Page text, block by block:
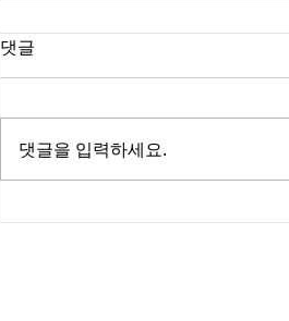
성인용품 가게 만 18세 출입 가
댓글
댓글을 입력하세요.